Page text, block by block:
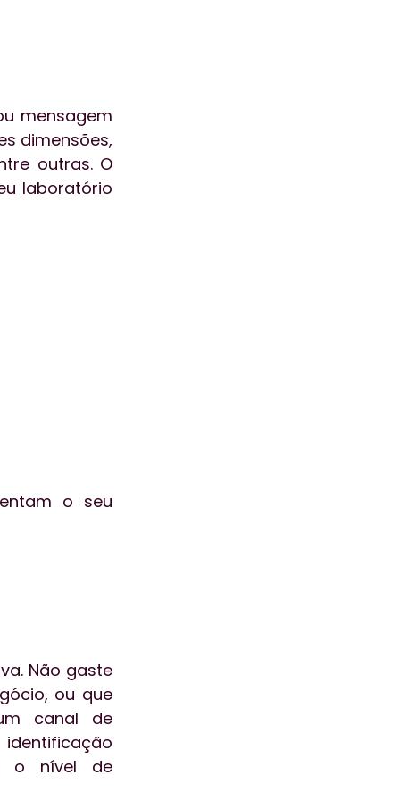
mensagem
dimensões,
outras. O
laboratório
Não gaste
ou que
canal de
o nível de